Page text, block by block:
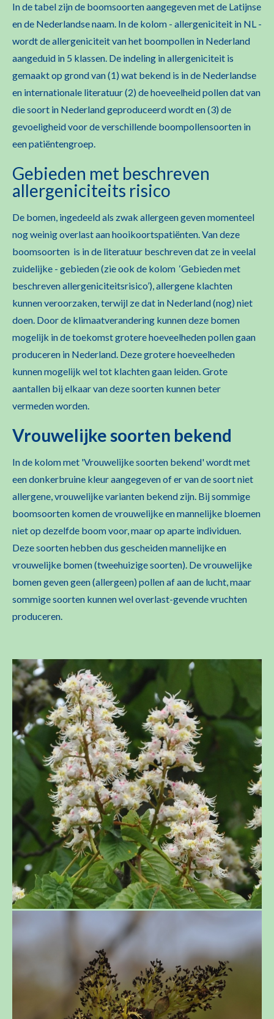
In de tabel zijn de boomsoorten aangegeven met de Latijnse
en de Nederlandse naam. In de kolom - allergeniciteit in NL -
wordt de allergeniciteit van het boompollen in Nederland
aangeduid in 5 klassen. De indeling in allergeniciteit is
gemaakt op grond van (1) wat bekend is in de Nederlandse
en internationale literatuur (2) de hoeveelheid pollen dat van
die soort in Nederland geproduceerd wordt en (3) de
gevoeligheid voor de verschillende boompollensoorten in
een patiëntengroep.
Gebieden met beschreven
allergeniciteits risico
De bomen, ingedeeld als zwak allergeen geven momenteel
nog weinig overlast aan hooikoortspatiënten. Van deze
boomsoorten is in de literatuur beschreven dat ze in veelal
zuidelijke - gebieden (zie ook de kolom ‘Gebieden met
beschreven allergeniciteitsrisico’), allergene klachten
kunnen veroorzaken, terwijl ze dat in Nederland (nog) niet
doen. Door de klimaatverandering kunnen deze bomen
mogelijk in de toekomst grotere hoeveelheden pollen gaan
produceren in Nederland. Deze grotere hoeveelheden
kunnen mogelijk wel tot klachten gaan leiden. Grote
aantallen bij elkaar van deze soorten kunnen beter
vermeden worden.
Vrouwelijke soorten bekend
In de kolom met 'Vrouwelijke soorten bekend' wordt met
een donkerbruine kleur aangegeven of er van de soort niet
allergene, vrouwelijke varianten bekend zijn. Bij sommige
boomsoorten komen de vrouwelijke en mannelijke bloemen
niet op dezelfde boom voor, maar op aparte individuen.
Deze soorten hebben dus gescheiden mannelijke en
vrouwelijke bomen (tweehuizige soorten). De vrouwelijke
bomen geven geen (allergeen) pollen af aan de lucht, maar
sommige soorten kunnen wel overlast-gevende vruchten
produceren.